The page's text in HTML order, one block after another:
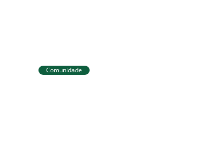
Comunidade
Tibau do Sul entrega novos